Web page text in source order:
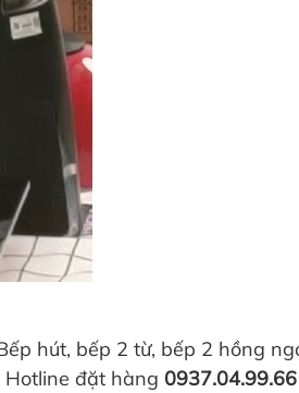
hút, bếp 2 từ, bếp 2 hồng
đặt hàng 0937.04.99.66